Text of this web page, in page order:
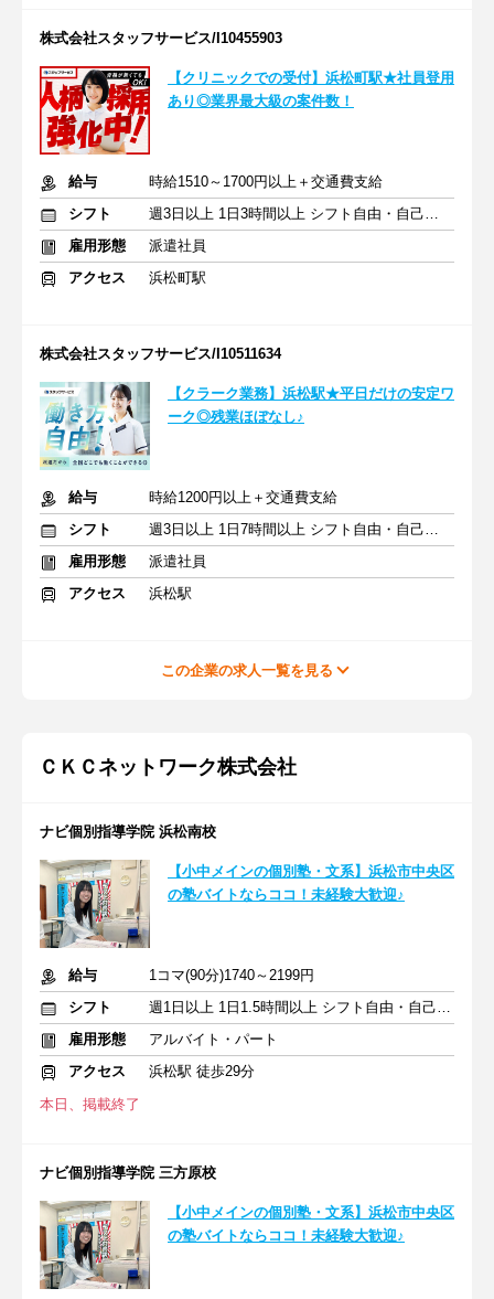
株式会社スタッフサービス/I10455903
【クリニックでの受付】浜松町駅★社員登用
あり◎業界最大級の案件数！
給与
時給1510～1700円以上＋交通費支給
シフト
週3日以上 1日3時間以上 シフト自由・自己申告
雇用形態
派遣社員
アクセス
浜松町駅
株式会社スタッフサービス/I10511634
【クラーク業務】浜松駅★平日だけの安定ワ
ーク◎残業ほぼなし♪
給与
時給1200円以上＋交通費支給
シフト
週3日以上 1日7時間以上 シフト自由・自己申告
雇用形態
派遣社員
アクセス
浜松駅
この企業の求人一覧を見る
ＣＫＣネットワーク株式会社
ナビ個別指導学院 浜松南校
【小中メインの個別塾・文系】浜松市中央区
の塾バイトならココ！未経験大歓迎♪
給与
1コマ(90分)1740～2199円
シフト
週1日以上 1日1.5時間以上 シフト自由・自己申告
雇用形態
アルバイト・パート
アクセス
浜松駅 徒歩29分
本日、掲載終了
ナビ個別指導学院 三方原校
【小中メインの個別塾・文系】浜松市中央区
の塾バイトならココ！未経験大歓迎♪